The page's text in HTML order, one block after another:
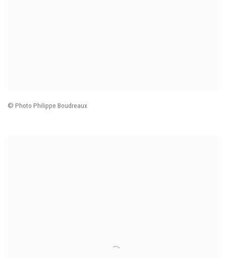
© Photo Philippe Boudreaux